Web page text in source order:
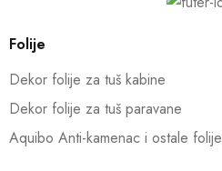
Folije
Dekor folije za tuš kabine
Dekor folije za tuš paravane
Aquibo Anti-kamenac i ostale folije